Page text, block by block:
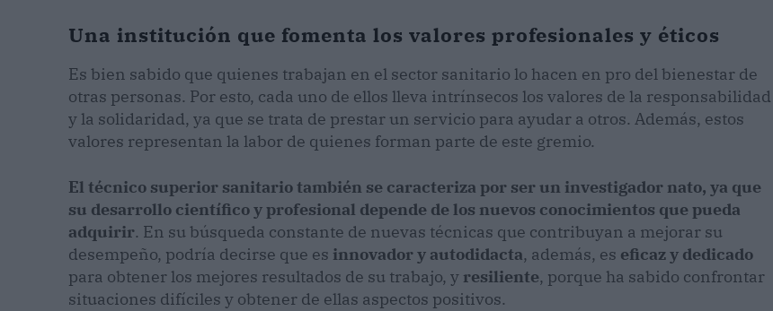
Una institución que fomenta los valores profesionales y éticos
Es bien sabido que quienes trabajan en el sector sanitario lo hacen en pro del bienestar de
otras personas. Por esto, cada uno de ellos lleva intrínsecos los valores de la responsabilidad
y la solidaridad, ya que se trata de prestar un servicio para ayudar a otros. Además, estos
valores representan la labor de quienes forman parte de este gremio.
El técnico superior sanitario también se caracteriza por ser un investigador nato, ya que
su desarrollo científico y profesional depende de los nuevos conocimientos que pueda
adquirir. En su búsqueda constante de nuevas técnicas que contribuyan a mejorar su
desempeño, podría decirse que es innovador y autodidacta, además, es eficaz y dedicado
para obtener los mejores resultados de su trabajo, y resiliente, porque ha sabido confrontar
situaciones difíciles y obtener de ellas aspectos positivos.